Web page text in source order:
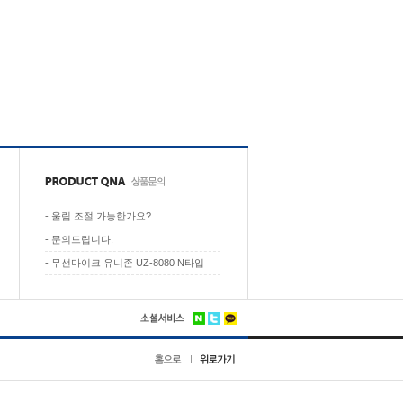
- 울림 조절 가능한가요?
- 문의드립니다.
- 무선마이크 유니존 UZ-8080 N타입